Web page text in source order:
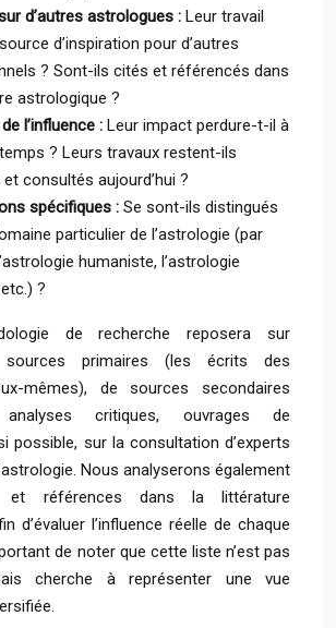
d’autres astrologues : Leur travail
d’inspiration pour d’autres
? Sont-ils cités et référencés dans
astrologique ?
l’influence : Leur impact perdure-t-il à
? Leurs travaux restent-ils
consultés aujourd’hui ?
spécifiques : Se sont-ils distingués
particulier de l’astrologie (par
humaniste, l’astrologie
?
de recherche reposera sur
sources primaires (les écrits des
mêmes), de sources secondaires
analyses critiques, ouvrages de
possible, sur la consultation d’experts
Nous analyserons également
et références dans la littérature
d’évaluer l’influence réelle de chaque
de noter que cette liste n’est pas
cherche à représenter une vue